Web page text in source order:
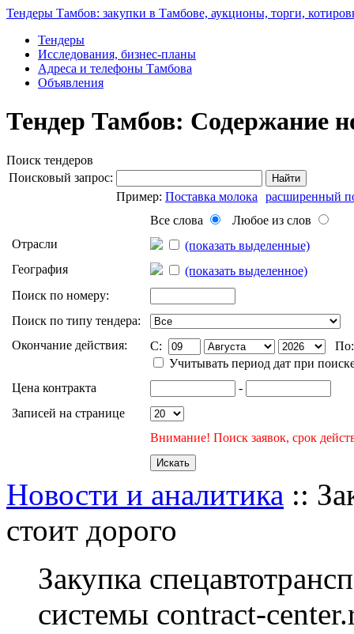
Тендеры Тамбов: закупки в Тамбове, аукционы, торги,
Тендеры
Исследования, бизнес-планы
Адреса и телефоны Тамбова
Объявления
Тендер Тамбов: Содержание
Поиск тендеров
Поисковый запрос:
Найти
Пример: Поставка молока
расширенный
Все слова
Любое из слов
Отрасли
(показать выделенные)
География
(показать выделенное)
Поиск по номеру:
Поиск по типу тендера:
Окончание действия:
C:
Учитывать период дат при
Цена контракта
-
Записей на странице
Внимание! Поиск заявок, срок
Новости и аналитика ::
стоит дорого
Закупка
системы contract-